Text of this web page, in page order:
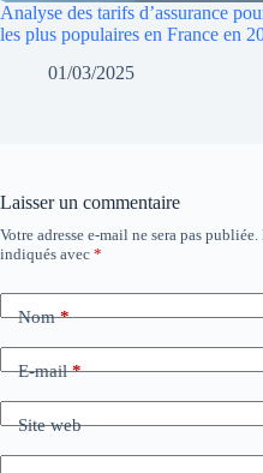
Analyse des tarifs d’assurance
les plus populaires en France en
01/03/2025
Laisser un commentaire
Votre adresse e-mail ne sera pas publiée.
indiqués avec *
Nom*
E-mail*
Site web